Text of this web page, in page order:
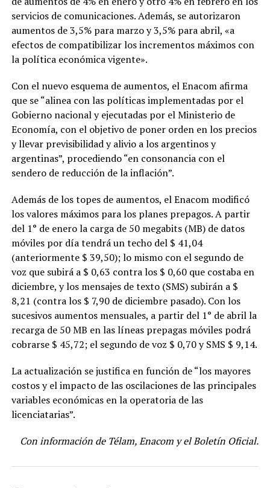
servicios de comunicaciones. Además, se autorizaron
aumentos de 3,5% para marzo y 3,5% para abril, «a
efectos de compatibilizar los incrementos máximos con
la política económica vigente».
Con el nuevo esquema de aumentos, el Enacom afirma
que se “alinea con las políticas implementadas por el
Gobierno nacional y ejecutadas por el Ministerio de
Economía, con el objetivo de poner orden en los precios
y llevar previsibilidad y alivio a los argentinos y
argentinas”, procediendo “en consonancia con el
sendero de reducción de la inflación”.
Además de los topes de aumentos, el Enacom modificó
los valores máximos para los planes prepagos. A partir
del 1° de enero la carga de 50 megabits (MB) de datos
móviles por día tendrá un techo del $ 41,04
(anteriormente $ 39,50); lo mismo con el segundo de
voz que subirá a $ 0,63 contra los $ 0,60 que costaba en
diciembre, y los mensajes de texto (SMS) subirán a $
8,21 (contra los $ 7,90 de diciembre pasado). Con los
sucesivos aumentos mensuales, a partir del 1° de abril la
recarga de 50 MB en las líneas prepagas móviles podrá
cobrarse $ 45,72; el segundo de voz $ 0,70 y SMS $ 9,14.
La actualización se justifica en función de “los mayores
costos y el impacto de las oscilaciones de las principales
variables económicas en la operatoria de las
licenciatarias”.
Con información de Télam, Enacom y el Boletín Oficial.